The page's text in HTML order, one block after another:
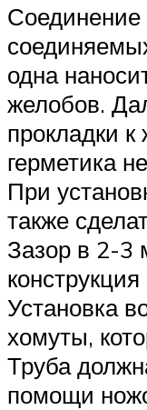
Соединение
одна
желобов.
прокладки
герметика
При
также
Зазор в 2-3
Установка
хомуты,
Труба
помощи